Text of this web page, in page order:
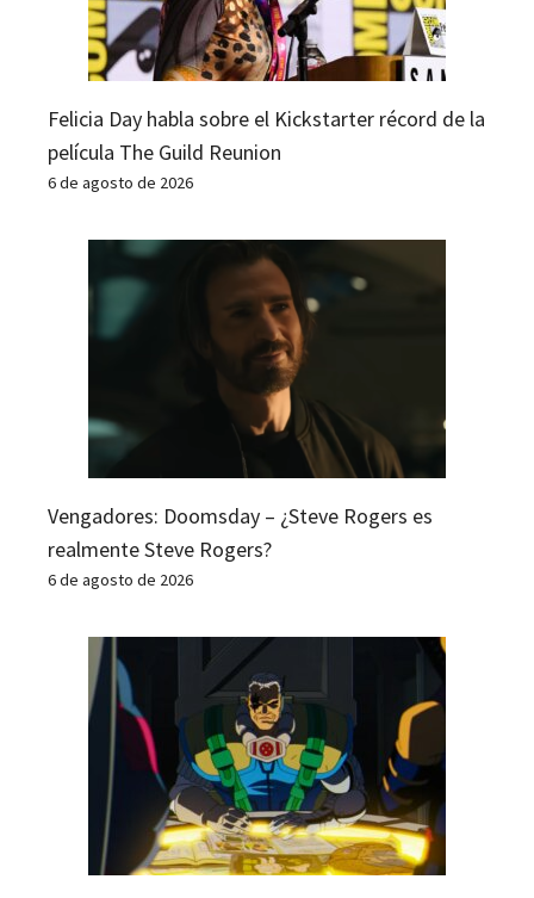
Felicia Day habla sobre el Kickstarter récord de la
película The Guild Reunion
6 de agosto de 2026
Vengadores: Doomsday – ¿Steve Rogers es
realmente Steve Rogers?
6 de agosto de 2026